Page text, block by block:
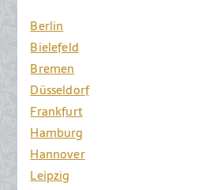
Berlin
Bielefeld
Bremen
Düsseldorf
Frankfurt
Hamburg
Hannover
Leipzig